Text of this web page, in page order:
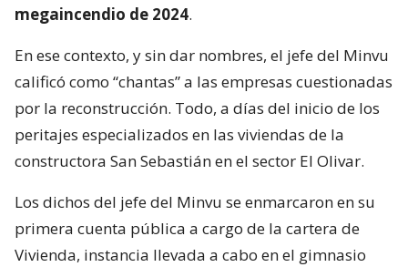
megaincendio de 2024.
En ese contexto, y sin dar nombres, el jefe del Minvu
calificó como “chantas” a las empresas cuestionadas
por la reconstrucción. Todo, a días del inicio de los
peritajes especializados en las viviendas de la
constructora San Sebastián en el sector El Olivar.
Los dichos del jefe del Minvu se enmarcaron en su
primera cuenta pública a cargo de la cartera de
Vivienda, instancia llevada a cabo en el gimnasio